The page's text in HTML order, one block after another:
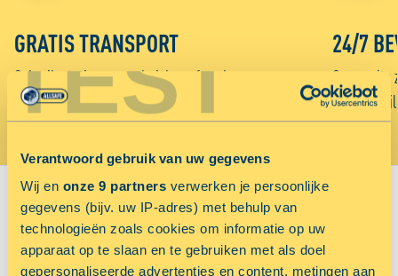
TEST
Verantwoord gebruik van uw gegevens
Wij en onze 9 partners verwerken je persoonlijke
gegevens (bijv. uw IP-adres) met behulp van
technologieën zoals cookies om informatie op uw
apparaat op te slaan en te gebruiken met als doel
gepersonaliseerde advertenties en content, metingen aan
Sluiten
GRATIS TRANSPORT
Gebruik gratis onze verhuisbus of aanhanger voor
het vervoer van je spullen naar ALLSAFE.
24/7
Onze
week
VIND JOUW VESTIGING:
Sorteer op